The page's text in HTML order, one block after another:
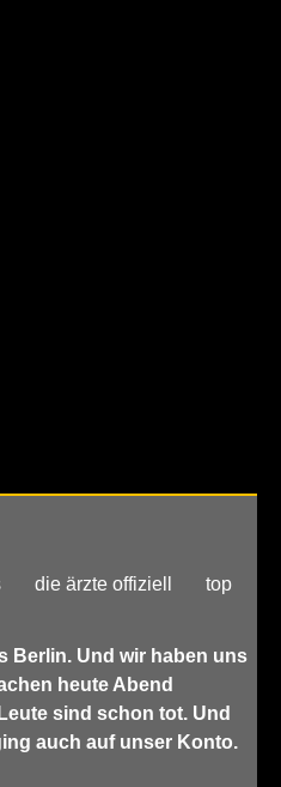
die ärzte offiziell top
Berlin. Und wir haben uns
heute Abend
sind schon tot. Und
auch auf unser Konto.